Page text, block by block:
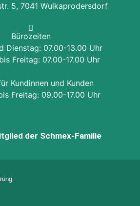
5, 7041 Wulkaprodersdorf
Bürozeiten
Dienstag: 07.00-13.00 Uhr
Freitag: 07.00-17.00 Uhr
Kundinnen und Kunden
Freitag: 09.00-17.00 Uhr
der Schmex-Familie